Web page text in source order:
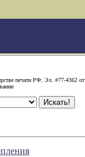
печати РФ: Эл. #77-4362 от